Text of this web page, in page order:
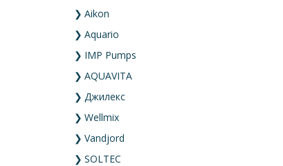
❯ Aikon
❯ Aquario
❯ IMP Pumps
❯ AQUAVITA
❯ Джилекс
❯ Wellmix
❯ Vandjord
❯ SOLTEC